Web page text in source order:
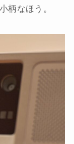
柄なほう。